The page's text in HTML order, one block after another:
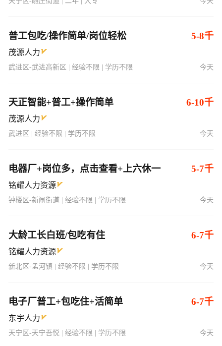
普工包吃/操作简单/岗位轻松 5-8千
茂源人力
武进区-武进高新区 | 经验不限 | 学历不限 今天
天正智能+普工+操作简单 6-10千
茂源人力
武进区 | 经验不限 | 学历不限 今天
电器厂+岗位多，点击查看+上六休一 5-7千
铭耀人力资源
钟楼区-新闸街道 | 经验不限 | 学历不限 今天
大龄工长白班/包吃有住 6-7千
铭耀人力资源
新北区-孟河镇 | 经验不限 | 学历不限 今天
电子厂普工+包吃住+活简单 6-7千
东宇人力
天宁区-天宁吾悦 | 经验不限 | 学历不限 今天